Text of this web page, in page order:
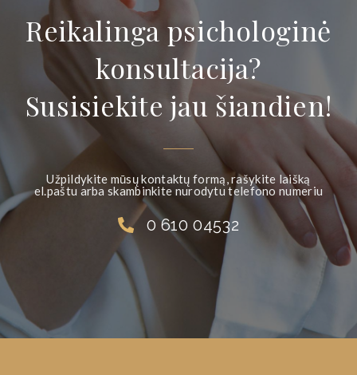
Reikalinga psichologinė
konsultacija?
Susisiekite jau šiandien!
Užpildykite mūsų kontaktų formą, rašykite laišką
el.paštu arba skambinkite nurodytu telefono numeriu
0 610 04532